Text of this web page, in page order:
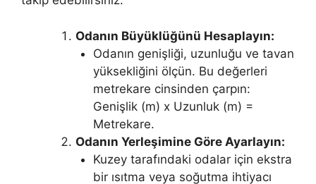
Odanın Büyüklüğünü Hesaplayın:
Odanın genişliği, uzunluğu ve tavan
yüksekliğini ölçün. Bu değerleri
metrekare cinsinden çarpın:
Genişlik (m) x Uzunluk (m) =
Metrekare.
Odanın Yerleşimine Göre Ayarlayın:
Kuzey tarafındaki odalar için ekstra
bir ısıtma veya soğutma ihtiyacı